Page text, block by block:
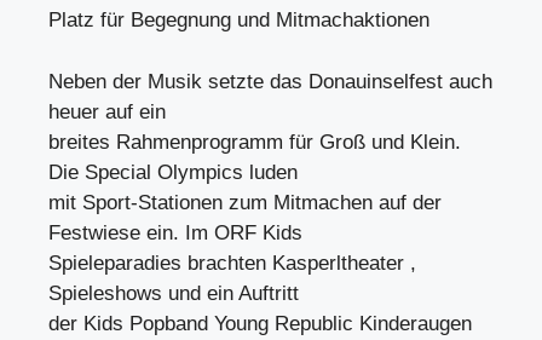
Platz für Begegnung und Mitmachaktionen
Neben der Musik setzte das Donauinselfest auch
heuer auf ein
breites Rahmenprogramm für Groß und Klein.
Die Special Olympics luden
mit Sport-Stationen zum Mitmachen auf der
Festwiese ein. Im ORF Kids
Spieleparadies brachten Kasperltheater ,
Spieleshows und ein Auftritt
der Kids Popband Young Republic Kinderaugen